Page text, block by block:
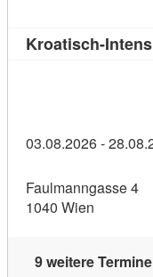
Kroatisch-
03.08.2026 -
Faulmanngasse 4
1040 Wien
9 weitere Termine